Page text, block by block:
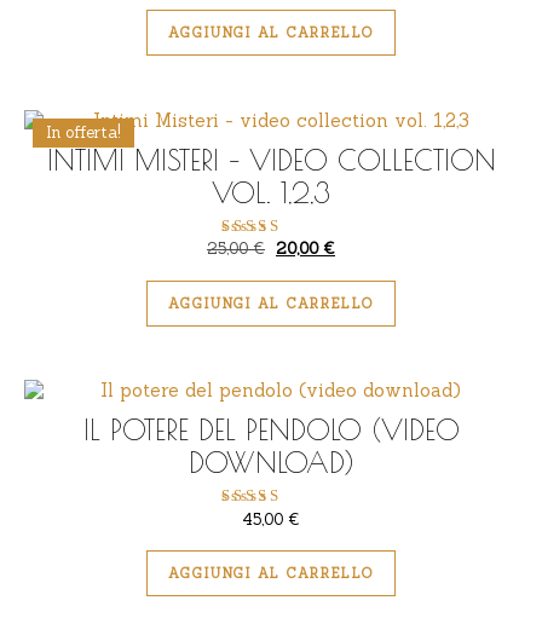
AGGIUNGI AL CARRELLO
In offerta!
INTIMI MISTERI – VIDEO COLLECTION
VOL. 1,2,3
Valutato
25,00€ Il prezzo originale era: 25,00 €.
20,00€Il prezzo attuale è: 20,00 €.
AGGIUNGI AL CARRELLO
IL POTERE DEL PENDOLO (VIDEO
DOWNLOAD)
Valutato
45,00 €
AGGIUNGI AL CARRELLO